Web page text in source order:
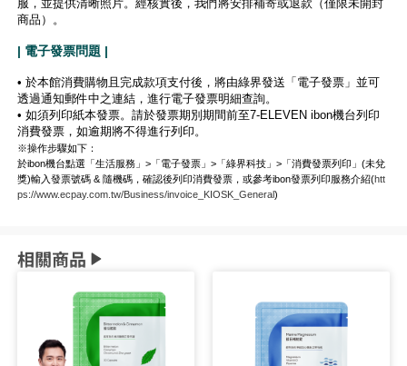
服，並提供清晰照片。經核實後，我們將安排補寄或退款（僅限未開封
商品）。
| 電子發票問題 |
• 於本館消費購物且完成款項支付後，將由綠界發送「電子發票」並可
透過通知郵件中之連結，進行電子發票明細查詢。
• 如須列印紙本發票。請於發票期別期間前至7-ELEVEN ibon機台列印
消費發票，如逾期將不得進行列印。
※操作步驟如下：
於ibon機台點選「生活服務」>「電子發票」>「綠界科技」>「消費發票列印」(未兌
獎)輸入發票號碼 & 隨機碼，確認後列印消費發票，或參考ibon發票列印服務介紹(htt
ps://www.ecpay.com.tw/Business/invoice_KIOSK_General)
相關商品